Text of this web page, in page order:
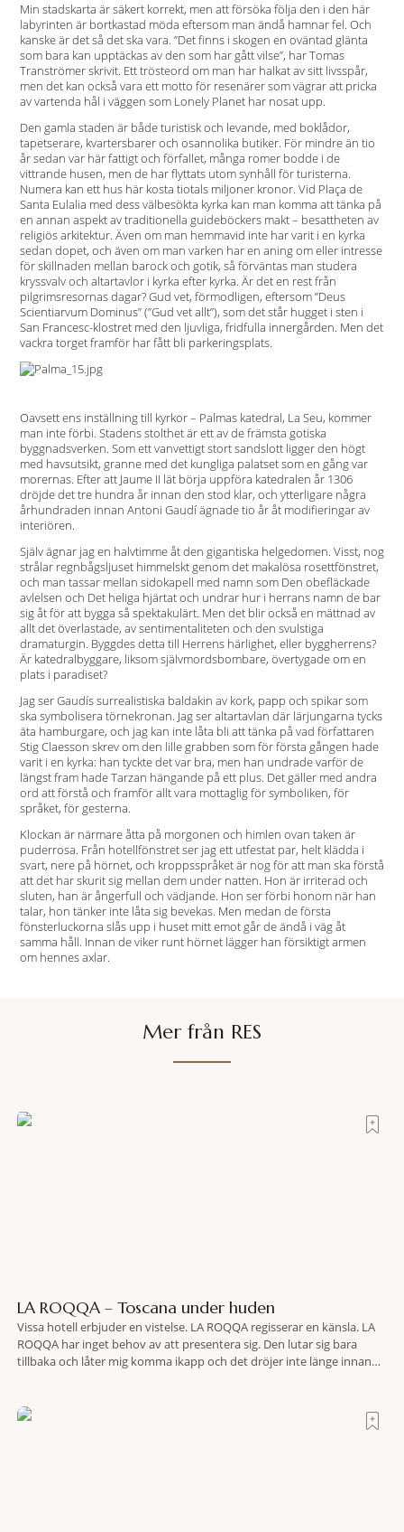
Min stadskarta är säkert korrekt, men att försöka följa den i den här
labyrinten är bortkastad möda eftersom man ändå hamnar fel. Och
kanske är det så det ska vara. ”Det finns i skogen en oväntad glänta
som bara kan upptäckas av den som har gått vilse”, har Tomas
Tranströmer skrivit. Ett trösteord om man har halkat av sitt livsspår,
men det kan också vara ett motto för resenärer som vägrar att pricka
av vartenda hål i väggen som Lonely Planet har nosat upp.
Den gamla staden är både turistisk och levande, med boklådor,
tapetserare, kvartersbarer och osannolika butiker. För mindre än tio
år sedan var här fattigt och förfallet, många romer bodde i de
vittrande husen, men de har flyttats utom synhåll för turisterna.
Numera kan ett hus här kosta tiotals miljoner kronor. Vid Plaça de
Santa Eulalia med dess välbesökta kyrka kan man komma att tänka på
en annan aspekt av traditionella guideböckers makt – besattheten av
religiös arkitektur. Även om man hemmavid inte har varit i en kyrka
sedan dopet, och även om man varken har en aning om eller intresse
för skillnaden mellan barock och gotik, så förväntas man studera
kryssvalv och altartavlor i kyrka efter kyrka. Är det en rest från
pilgrimsresornas dagar? Gud vet, förmodligen, eftersom ”Deus
Scientiarvum Dominus” (”Gud vet allt”), som det står hugget i sten i
San Francesc-klostret med den ljuvliga, fridfulla innergården. Men det
vackra torget framför har fått bli parkeringsplats.
Oavsett ens inställning till kyrkor – Palmas katedral, La Seu, kommer
man inte förbi. Stadens stolthet är ett av de främsta gotiska
byggnadsverken. Som ett vanvettigt stort sandslott ligger den högt
med havsutsikt, granne med det kungliga palatset som en gång var
morernas. Efter att Jaume II lät börja uppföra katedralen år 1306
dröjde det tre hundra år innan den stod klar, och ytterligare några
århundraden innan Antoni Gaudí ägnade tio år åt modifieringar av
interiören.
Själv ägnar jag en halvtimme åt den gigantiska helgedomen. Visst, nog
strålar regnbågsljuset himmelskt genom det makalösa rosettfönstret,
och man tassar mellan sidokapell med namn som Den obefläckade
avlelsen och Det heliga hjärtat och undrar hur i herrans namn de bar
sig åt för att bygga så spektakulärt. Men det blir också en mättnad av
allt det överlastade, av sentimentaliteten och den svulstiga
dramaturgin. Byggdes detta till Herrens härlighet, eller byggherrens?
Är katedralbyggare, liksom självmordsbombare, övertygade om en
plats i paradiset?
Jag ser Gaudís surrealistiska baldakin av kork, papp och spikar som
ska symbolisera törnekronan. Jag ser altartavlan där lärjungarna tycks
äta hamburgare, och jag kan inte låta bli att tänka på vad författaren
Stig Claesson skrev om den lille grabben som för första gången hade
varit i en kyrka: han tyckte det var bra, men han undrade varför de
längst fram hade Tarzan hängande på ett plus. Det gäller med andra
ord att förstå och framför allt vara mottaglig för symboliken, för
språket, för gesterna.
Klockan är närmare åtta på morgonen och himlen ovan taken är
puderrosa. Från hotellfönstret ser jag ett utfestat par, helt klädda i
svart, nere på hörnet, och kroppsspråket är nog för att man ska förstå
att det har skurit sig mellan dem under natten. Hon är irriterad och
sluten, han är ångerfull och vädjande. Hon ser förbi honom när han
talar, hon tänker inte låta sig bevekas. Men medan de första
fönsterluckorna slås upp i huset mitt emot går de ändå i väg åt
samma håll. Innan de viker runt hörnet lägger han försiktigt armen
om hennes axlar.
Mer från RES
LA ROQQA – Toscana under huden
Vissa hotell erbjuder en vistelse. LA ROQQA regisserar en känsla. LA
ROQQA har inget behov av att presentera sig. Den lutar sig bara
tillbaka och låter mig komma ikapp och det dröjer inte länge innan